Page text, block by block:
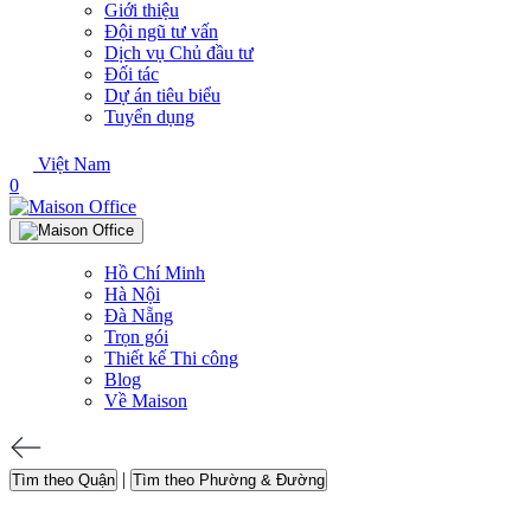
Giới thiệu
Đội ngũ tư vấn
Dịch vụ Chủ đầu tư
Đối tác
Dự án tiêu biểu
Tuyển dụng
Việt Nam
0
Hồ Chí Minh
Hà Nội
Đà Nẵng
Trọn gói
Thiết kế Thi công
Blog
Về Maison
Tìm theo Quận | Tìm theo Phường & Đường